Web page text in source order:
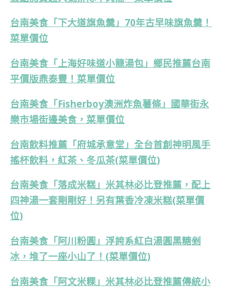
台南美食「下大道旗魚羹」70年古早味旗魚羹！
菜單價位
台南美食「上海好味道小籠湯包」鄉民推薦台南
平價版鼎泰豐！菜單價位
台南美食「Fisherboy澳洲炸魚薯條」國華街永
樂市場街邊美食，菜單價位
台南飲料推薦「府城承意堂」全台首創神明風手
搖杯飲料，紅茶、冬瓜茶(菜單價位)
台南美食「落成米糕」米其林必比登推薦，配上
四神湯一套剛剛好！另有葉香冷凍米糕(菜單價
位)
台南美食「阿川粉圓」浮誇系紅白湯圓黑糖剉
冰，堆了一座小山了！(菜單價位)
台南美食「阿文米粿」米其林必比登推薦傳統小